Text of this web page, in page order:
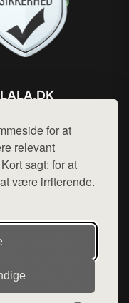
for at
relevant
sagt: for at
være irriterende.
hej@want.dk
og privatlivspolitik
en række
produkter fra
fra denne side - vi